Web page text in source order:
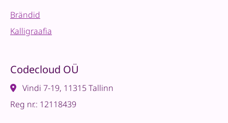
Brändid
Kalligraafia
Codecloud OÜ
Vindi 7-19, 11315 Tallinn
Reg nr.: 12118439